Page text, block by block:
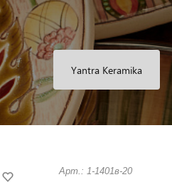
Yantra Keramika
Арт.: 1-1401в-20